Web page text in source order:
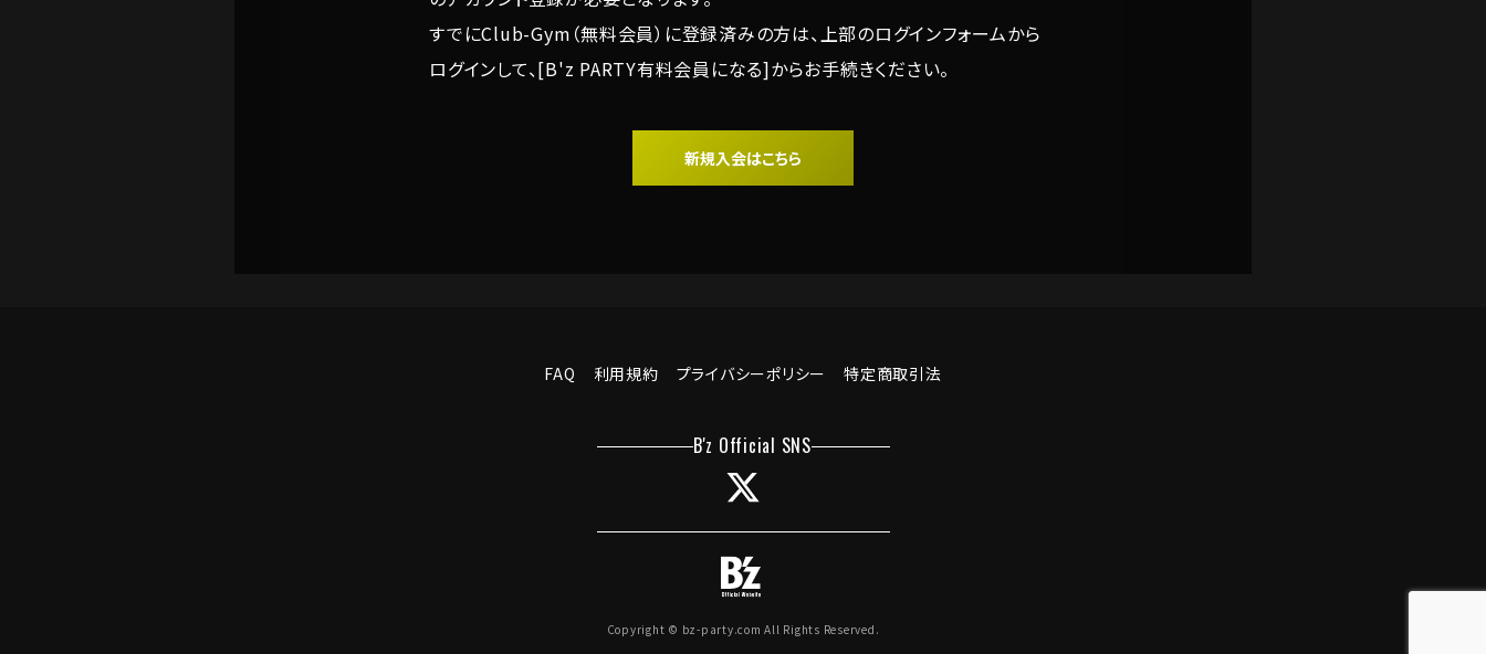
すでにClub-Gym（無料会員）に登録済みの方は、上部のログインフォームから
ログインして、[B'z PARTY有料会員になる]からお手続きください。
新規入会はこちら
FAQ 利用規約 プライバシーポリシー 特定商取引法
Copyright © bz-party.com All Rights Reserved.